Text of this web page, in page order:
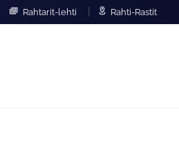
Rahtarit-lehti | Rahti-Rastit